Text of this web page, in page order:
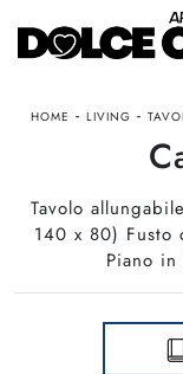
HOME - LIVING -
Tavolo
140 x 80) Fusto
Piano